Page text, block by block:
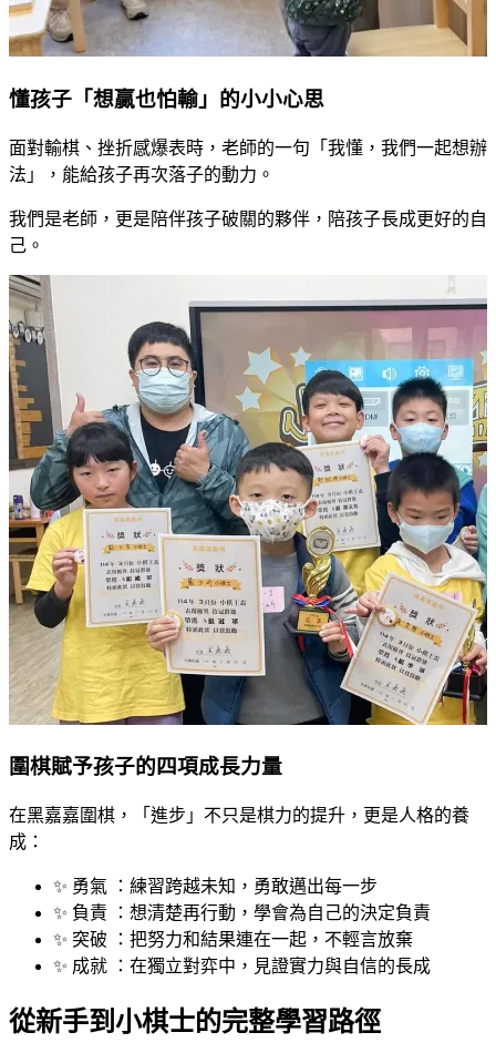
懂孩子「想贏也怕輸」的小小心思
面對輸棋、挫折感爆表時，老師的一句「我懂，我們一起想辦
法」，能給孩子再次落子的動力。
我們是老師，更是陪伴孩子破關的夥伴，陪孩子長成更好的自
己。
圍棋賦予孩子的四項成長力量
在黑嘉嘉圍棋，「進步」不只是棋力的提升，更是人格的養
成：
✨ 勇氣 ：練習跨越未知，勇敢邁出每一步
✨ 負責 ：想清楚再行動，學會為自己的決定負責
✨ 突破 ：把努力和結果連在一起，不輕言放棄
✨ 成就 ：在獨立對弈中，見證實力與自信的長成
從新手到小棋士的完整學習路徑